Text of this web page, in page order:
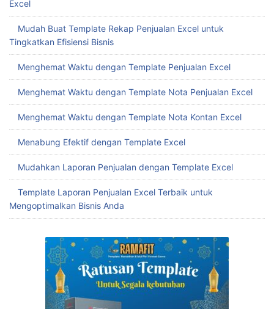
Excel
Mudah Buat Template Rekap Penjualan Excel untuk
Tingkatkan Efisiensi Bisnis
Menghemat Waktu dengan Template Penjualan Excel
Menghemat Waktu dengan Template Nota Penjualan Excel
Menghemat Waktu dengan Template Nota Kontan Excel
Menabung Efektif dengan Template Excel
Mudahkan Laporan Penjualan dengan Template Excel
Template Laporan Penjualan Excel Terbaik untuk
Mengoptimalkan Bisnis Anda